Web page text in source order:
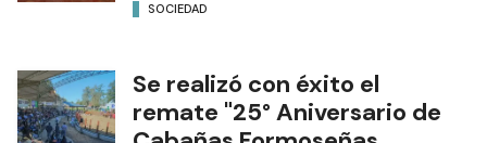
SOCIEDAD
Se realizó con éxito el
remate "25° Aniversario de